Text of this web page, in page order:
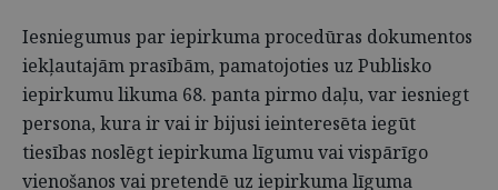
Iesniegumus par iepirkuma procedūras dokumentos
iekļautajām prasībām, pamatojoties uz Publisko
iepirkumu likuma 68. panta pirmo daļu, var iesniegt
persona, kura ir vai ir bijusi ieinteresēta iegūt
tiesības noslēgt iepirkuma līgumu vai vispārīgo
vienošanos vai pretendē uz iepirkuma līguma